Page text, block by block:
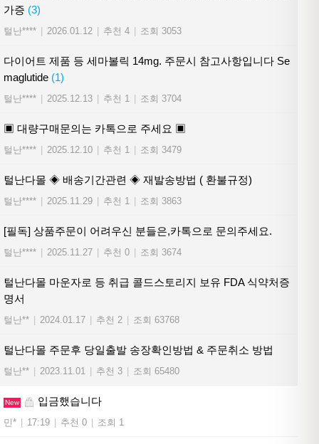
가증 (3)
털난**** 2026.01.12 추천 4 조회 3053
다이어트 제품 등 세마볼릭 14mg. 주문시 참고사항입니다 Se
maglutide (1)
털난**** 2025.12.13 추천 1 조회 3704
▣ 대량구매문의는 카톡으로 주세요 ▣
털난**** 2025.12.10 추천 1 조회 3479
털난다몰 ◈ 배송기간관련 ◈ 재발송방법 ( 환불규정)
털난**** 2025.11.29 추천 1 조회 3863
[필독] 상품주문이 어려우신 분들은,카톡으로 문의주세요.
털난**** 2025.11.27 추천 0 조회 3674
털난다몰 마운자로 등 취급 콜드스토리지 보유 FDA 식약처증
명서
털난** 2024.01.17 추천 2 조회 63768
털난다몰 주문후 당일출발 송장확인방법 & 주문취소 방법
털난** 2023.11.01 추천 3 조회 65480
New 입금했습니다
민* 17:19 추천 0 조회 1